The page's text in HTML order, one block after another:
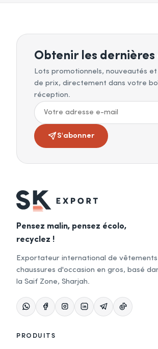
Obtenir les dernières
Lots promotionnels, nouveautés et
de prix, directement dans votre
réception.
S'abonner
Pensez malin, pensez écolo,
recyclez !
Exportateur international de
chaussures d'occasion en gros, basé
la Saif Zone, Sharjah.
PRODUITS